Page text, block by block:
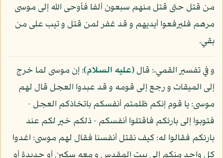
من قتل حتى قتل منهم سبعون ألفا فأوحى الله إلى موسى
مرهم فليرفعوا أيديهم و قد غفر لمن قتل و تيب على من
بقي.
و في تفسير القمي،: قال(عليه السلام): إن موسى لما خرج
إلى الميقات و رجع إلى قومه و قد عبدوا العجل قال لهم
موسى: يا قوم إنكم ظلمتم أنفسكم باتخاذكم العجل -
فتوبوا إلى بارئكم فاقتلوا أنفسكم - ذلكم خير لكم عند
بارئكم فقالوا له: كيف نقتل أنفسنا فقال لهم موسى: اغدوا
كل واحد منكم إلى بيت المقدس و معه سكين أو حديدة أو